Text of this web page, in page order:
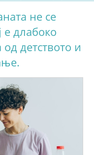
не се
е длабоко
од детството и